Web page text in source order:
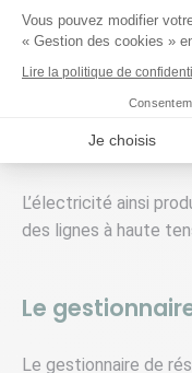
panneaux
de
Centrales
combustion
de répondre
consommation.
L’électricité ainsi
des lignes à haute
Le
Le gestionnaire de
Vous pouvez modifier
« Gestion des cookies »
Lire la politique de
Je choisis